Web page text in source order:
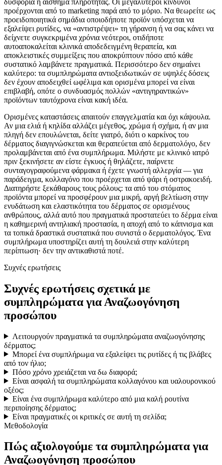
προέρχονται από το marketing παρά από το μόριο. Να θεωρείτε ως
προειδοποιητικά σημάδια οποιοδήποτε προϊόν υπόσχεται να
εξαλείψει ρυτίδες, να «αντιστρέψει» τη γήρανση ή να σας κάνει να
δείχνετε συγκεκριμένα χρόνια νεότεροι, οτιδήποτε
αυτοαποκαλείται κλινικά αποδεδειγμένη θεραπεία, και
αποκλειστικές συμμείξεις που αποκρύπτουν πόσο από κάθε
συστατικό λαμβάνετε πραγματικά. Περισσότερο δεν σημαίνει
καλύτερο: τα συμπληρώματα αντιοξειδωτικών σε υψηλές δόσεις
δεν έχουν αποδειχθεί ωφέλιμα και ορισμένα μπορεί να είναι
επιβλαβή, οπότε ο συνδυασμός πολλών «αντιγηραντικών»
προϊόντων ταυτόχρονα είναι κακή ιδέα.
Ορισμένες καταστάσεις απαιτούν επαγγελματία και όχι κάψουλα.
Αν μια ελιά ή κηλίδα αλλάζει μέγεθος, χρώμα ή σχήμα, ή αν μια
πληγή δεν επουλώνεται, δείτε γιατρό, διότι ο καρκίνος του
δέρματος διαγιγνώσκεται και θεραπεύεται από δερματολόγο, δεν
προλαμβάνεται από ένα συμπλήρωμα. Μιλήστε με κλινικό ιατρό
πριν ξεκινήσετε αν είστε έγκυος ή θηλάζετε, παίρνετε
συνταγογραφούμενα φάρμακα ή έχετε γνωστή αλλεργία — για
παράδειγμα, κολλαγόνο που προέρχεται από ψάρι ή οστρακοειδή.
Διατηρήστε ξεκάθαρους τους ρόλους: τα από του στόματος
προϊόντα μπορεί να προσφέρουν μια μικρή, αργή βελτίωση στην
ενυδάτωση και ελαστικότητα του δέρματος σε ορισμένους
ανθρώπους, αλλά αυτό που πραγματικά προστατεύει το δέρμα είναι
η καθημερινή αντηλιακή προστασία, η αποχή από το κάπνισμα και
τα τοπικά δραστικά συστατικά που συνιστά ο δερματολόγος. Ένα
συμπλήρωμα υποστηρίζει αυτή τη δουλειά στην καλύτερη
περίπτωση· δεν την αντικαθιστά ποτέ.
Συχνές ερωτήσεις
Συχνές ερωτήσεις σχετικά με
συμπληρώματα για Αναζωογόνηση
προσώπου
Λειτουργούν πραγματικά τα συμπληρώματα αναζωογόνησης
δέρματος;
Μπορεί ένα συμπλήρωμα να εξαλείψει τις ρυτίδες ή τις βλάβες
από τον ήλιο;
Πόσο χρόνο χρειάζεται να δω διαφορά;
Είναι ασφαλή τα συμπληρώματα κολλαγόνου και υαλουρονικού
οξέος;
Είναι ένα συμπλήρωμα καλύτερο από μια καλή ρουτίνα
περιποίησης δέρματος;
Είναι πραγματικές οι κριτικές σε αυτή τη σελίδα;
Μεθοδολογία
Πώς αξιολογούμε τα συμπληρώματα για
Αναζωογόνηση προσώπου